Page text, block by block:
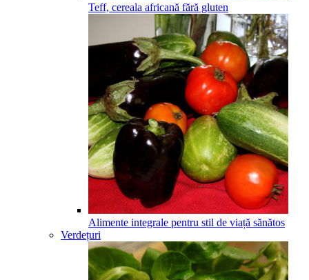
Teff, cereala africană fără gluten
Alimente integrale pentru stil de viață sănătos
Verdețuri